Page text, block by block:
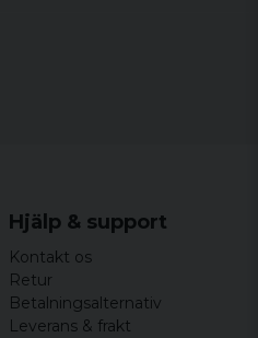
Hjälp & support
Kontakt os
Retur
Betalningsalternativ
Leverans & frakt